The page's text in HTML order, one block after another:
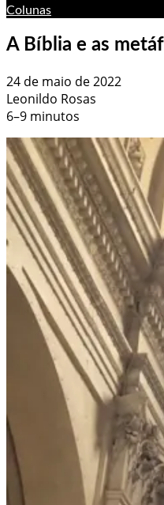
Colunas
A Bíblia e as
24 de maio de 2022
Leonildo Rosas
6–9 minutos